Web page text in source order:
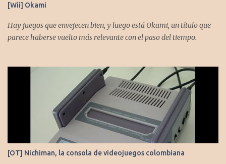
[Wii] Okami
Hay juegos que envejecen bien, y luego está Okami, un título que
parece haberse vuelto más relevante con el paso del tiempo.
[OT] Nichiman, la consola de videojuegos colombiana